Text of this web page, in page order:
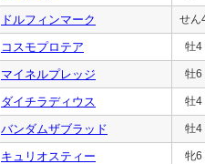
ドルフィンマーク せん
コスモプロテア 牡4
マイネルプレッジ 牡6
ダイチラディウス 牡4
バンダムザブラッド 牡4
キュリオスティー 牝6